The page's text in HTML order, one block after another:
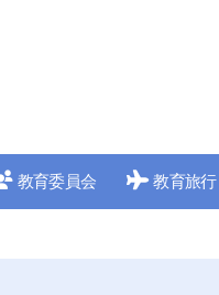
教育委員会 教育旅行